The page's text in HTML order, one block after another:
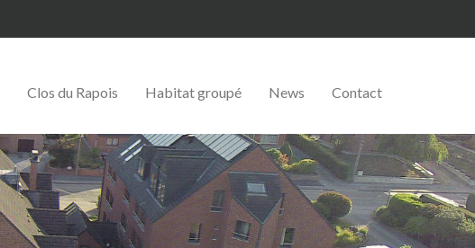
Clos du Rapois Habitat groupé News Contact